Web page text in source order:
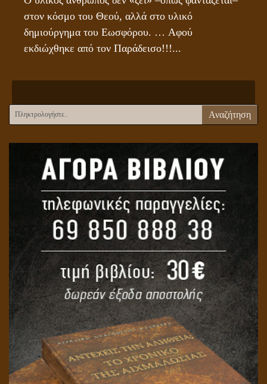
στον κόσμο του Θεού, αλλά στο υλικό
δημιούργημα του Εωσφόρου. … Αφού
εκδιώχθηκε από τον Παράδεισο!!!...
Αναζήτηση